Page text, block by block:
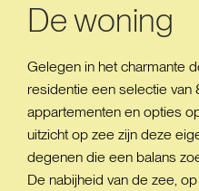
De woning
Gelegen in het charmante
residentie een selectie van
appartementen en opties
uitzicht op zee zijn deze
degenen die een balans
De nabijheid van de zee,